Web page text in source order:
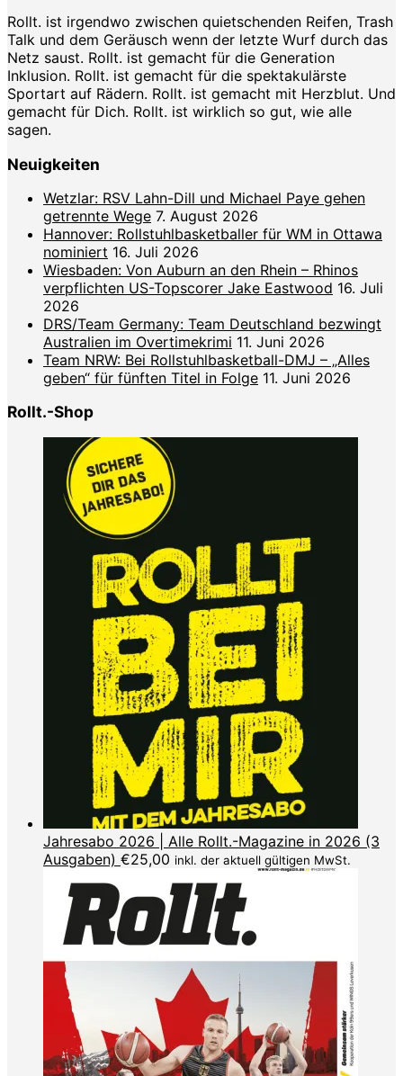
Rollt. ist irgendwo zwischen quietschenden Reifen, Trash
Talk und dem Geräusch wenn der letzte Wurf durch das
Netz saust. Rollt. ist gemacht für die Generation
Inklusion. Rollt. ist gemacht für die spektakulärste
Sportart auf Rädern. Rollt. ist gemacht mit Herzblut. Und
gemacht für Dich. Rollt. ist wirklich so gut, wie alle
sagen.
Neuigkeiten
Wetzlar: RSV Lahn-Dill und Michael Paye gehen
getrennte Wege 7. August 2026
Hannover: Rollstuhlbasketballer für WM in Ottawa
nominiert 16. Juli 2026
Wiesbaden: Von Auburn an den Rhein – Rhinos
verpflichten US-Topscorer Jake Eastwood 16. Juli
2026
DRS/Team Germany: Team Deutschland bezwingt
Australien im Overtimekrimi 11. Juni 2026
Team NRW: Bei Rollstuhlbasketball-DMJ – „Alles
geben“ für fünften Titel in Folge 11. Juni 2026
Rollt.-Shop
Jahresabo 2026 | Alle Rollt.-Magazine in 2026 (3
Ausgaben) €25,00 inkl. der aktuell gültigen MwSt.